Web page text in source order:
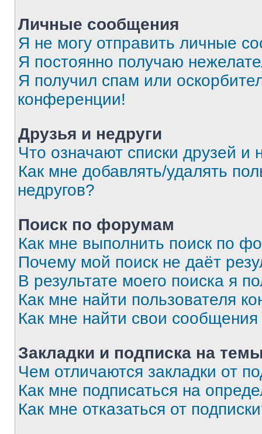
Личные сообщения
Я не могу отправить личные
Я постоянно получаю
Я получил спам или
конференции!
Друзья и недруги
Что означают списки друзей и
Как мне добавлять/удалять
недругов?
Поиск по форумам
Как мне выполнить поиск по
Почему мой поиск не даёт
В результате моего поиска я
Как мне найти пользователя
Как мне найти свои
Закладки и подписка на
Чем отличаются закладки от
Как мне подписаться на
Как мне отказаться от